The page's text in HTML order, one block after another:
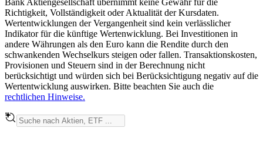
Bank Aktiengesellschaft übernimmt keine Gewähr für die
Richtigkeit, Vollständigkeit oder Aktualität der Kursdaten.
Wertentwicklungen der Vergangenheit sind kein verlässlicher
Indikator für die künftige Wertenwicklung. Bei Investitionen in
andere Währungen als den Euro kann die Rendite durch den
schwankenden Wechselkurs steigen oder fallen. Transaktionskosten,
Provisionen und Steuern sind in der Berechnung nicht
berücksichtigt und würden sich bei Berücksichtigung negativ auf die
Wertentwicklung auswirken. Bitte beachten Sie auch die
rechtlichen Hinweise.